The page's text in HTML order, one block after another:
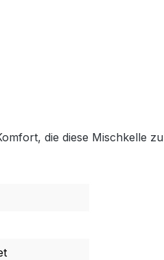
die diese Mischkelle